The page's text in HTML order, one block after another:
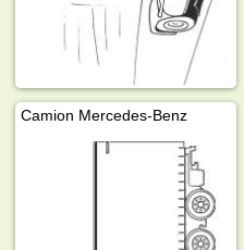
Camion Mercedes-Benz